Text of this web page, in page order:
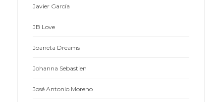
Javier García
JB Love
Joaneta Dreams
Johanna Sebastien
José Antonio Moreno